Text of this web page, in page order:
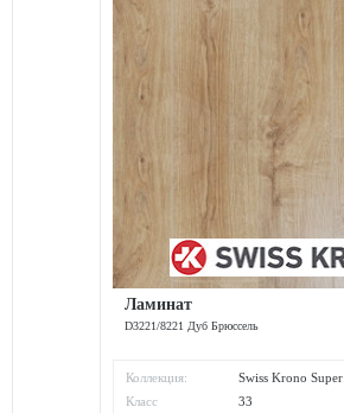
Ламинат
D3221/8221 Дуб Брюссель
Коллекция:
Swiss Krono Super
Solid/Jangal
Класс
33